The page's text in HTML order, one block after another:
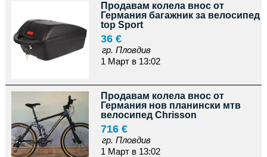
Продавам колела внос от
Германия багажник за велосипед
top Sport
36 €
гр. Пловдив
1 Март в 13:02
Продавам колела внос от
Германия нов планински мтв
велосипед Chrisson
716 €
гр. Пловдив
1 Март в 13:02